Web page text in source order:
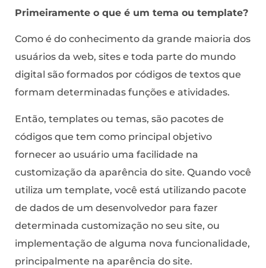
Primeiramente o que é um tema ou template?
Como é do conhecimento da grande maioria dos
usuários da web, sites e toda parte do mundo
digital são formados por códigos de textos que
formam determinadas funções e atividades.
Então, templates ou temas, são pacotes de
códigos que tem como principal objetivo
fornecer ao usuário uma facilidade na
customização da aparência do site. Quando você
utiliza um template, você está utilizando pacote
de dados de um desenvolvedor para fazer
determinada customização no seu site, ou
implementação de alguma nova funcionalidade,
principalmente na aparência do site.